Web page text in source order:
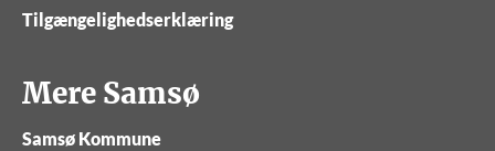
Tilgængelighedserklæring
Mere Samsø
Samsø Kommune